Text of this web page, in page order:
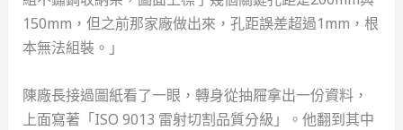
150mm，但之前那家廠做出來，孔距誤差超過1mm，根
本無法組裝。」
陳廠長接過圖紙看了一眼，轉身從抽屜拿出一份資料，
上面寫著「ISO 9013 雷射切割品質分級」。他翻到其中